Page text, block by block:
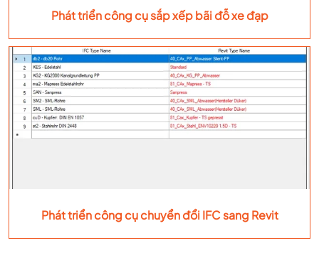
Phát triển công cụ sắp xếp bãi đỗ xe đạp
Phát triển công cụ chuyển đổi IFC sang Revit